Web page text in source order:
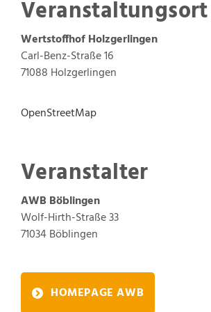
Veranstaltungsort
Wertstoffhof Holzgerlingen
Carl-Benz-Straße 16
71088 Holzgerlingen
OpenStreetMap
Veranstalter
AWB Böblingen
Wolf-Hirth-Straße 33
71034Böblingen
HOMEPAGE AWB